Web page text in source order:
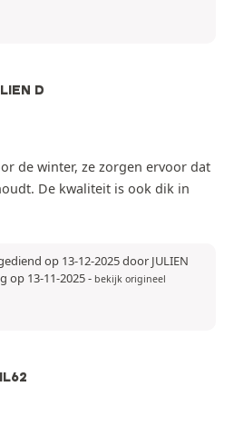
D
de winter, ze zorgen ervoor dat
De kwaliteit is ook dik in
op 13-12-2025 door JULIEN
op 13-11-2025- bekijk origineel